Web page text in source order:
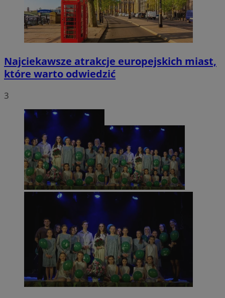
Najciekawsze atrakcje europejskich miast,
które warto odwiedzić
3